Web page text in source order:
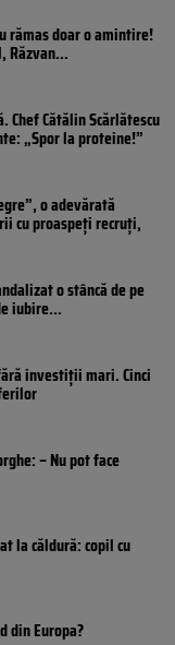
rămas doar o amintire!
Răzvan...
Chef Cătălin Scărlătescu
„Spor la proteine!”
o adevărată
cu proaspeți recruți,
o stâncă de pe
iubire...
investiții mari. Cinci
– Nu pot face
la căldură: copil cu
din Europa?